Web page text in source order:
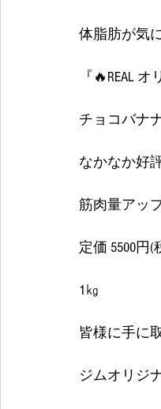
体脂肪が気
『🔥REAL
チョコバナ
なかなか好
筋肉量アッ
定価 5500円(
1㎏
皆様に手に
ジムオリジ